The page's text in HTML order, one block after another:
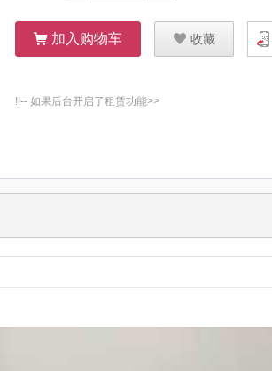
ŭ 加入购物车 Ū 收藏
!!-- 如果后台开启了租赁功能>>